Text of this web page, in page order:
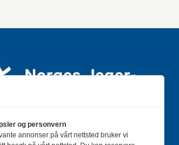
største og eldste magasin for
og personvern
annonser på vårt nettsted bruker vi